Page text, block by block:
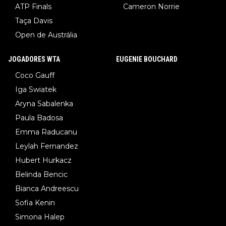
ATP Finals
Taça Davis
Open de Austrália
Cameron Norrie
JOGADORES WTA
Coco Gauff
Iga Swiatek
Aryna Sabalenka
Paula Badosa
Emma Raducanu
Leylah Fernandez
Hubert Hurkacz
Belinda Bencic
Bianca Andreescu
Sofia Kenin
Simona Halep
EUGENIE BOUCHARD